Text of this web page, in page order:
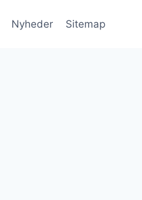
Nyheder Sitemap